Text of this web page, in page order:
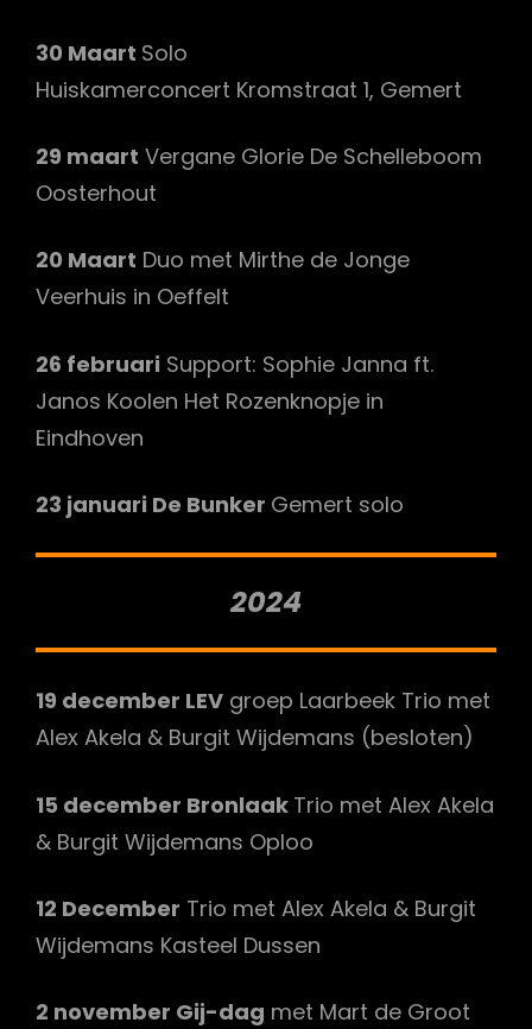
30 Maart Solo
Huiskamerconcert Kromstraat 1, Gemert
29 maart Vergane Glorie De Schelleboom
Oosterhout
20 Maart Duo met Mirthe de Jonge
Veerhuis in Oeffelt
26 februari Support: Sophie Janna ft.
Janos Koolen Het Rozenknopje in
Eindhoven
23 januari De Bunker Gemert solo
2024
19 december LEV groep Laarbeek Trio met
Alex Akela & Burgit Wijdemans (besloten)
15 december Bronlaak Trio met Alex Akela
& Burgit Wijdemans Oploo
12 December Trio met Alex Akela & Burgit
Wijdemans Kasteel Dussen
2 november Gij-dag met Mart de Groot